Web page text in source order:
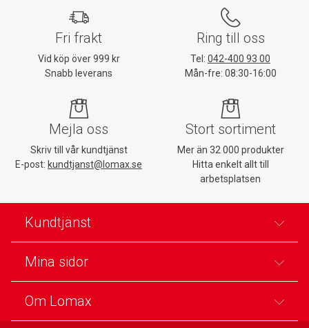
Fri frakt
Vid köp över 999 kr
Snabb leverans
Ring till oss
Tel: 042-400 93 00
Mån-fre: 08:30-16:00
Mejla oss
Skriv till vår kundtjänst
E-post: kundtjanst@lomax.se
Stort sortiment
Mer än 32 000 produkter
Hitta enkelt allt till
arbetsplatsen
Kundtjänst
Mina sidor
Om Lomax